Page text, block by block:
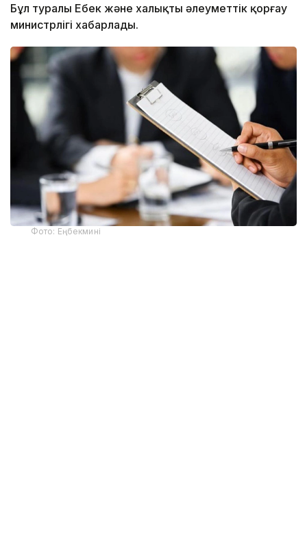
Бұл туралы Еңбек және халықты әлеуметтік қорғау
министрлігі хабарлады.
Фото: Еңбекмині